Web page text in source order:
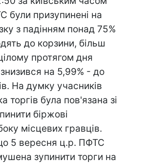
були призупинені на
з падінням понад 75%
до корзини, більш
протягом дня
на 5,99% - до
На думку учасників
торгів була пов'язана зі
біржові
місцевих гравців.
5 вересня ц.р. ПФТС
зупинити торги на